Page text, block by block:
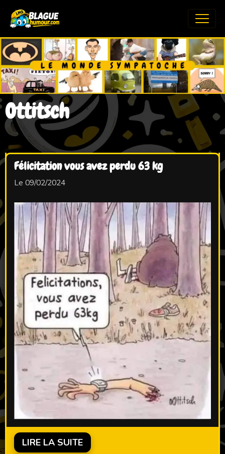
Ottitsch
Félicitation vous avez perdu 63 kg
Le 09/02/2024
LIRE LA SUITE